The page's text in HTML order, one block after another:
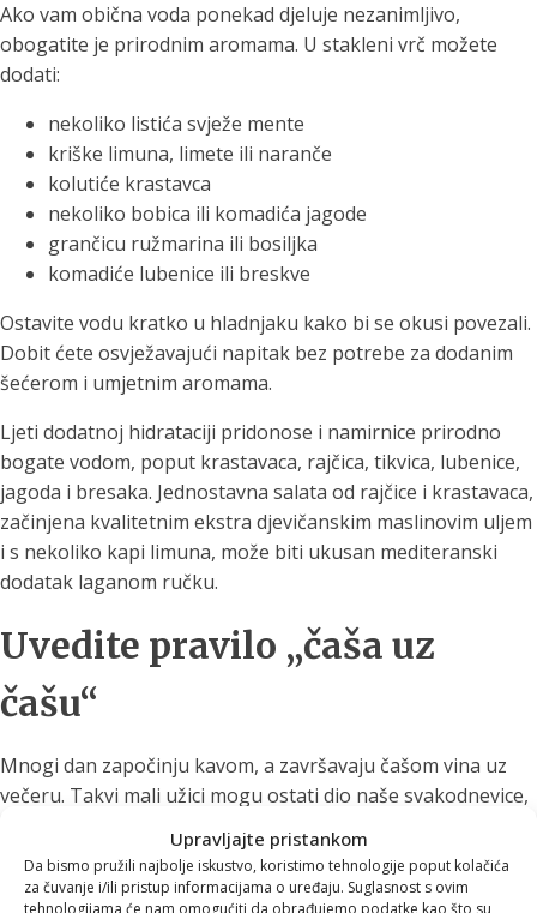
Upravljajte pristankom
Da bismo pružili najbolje iskustvo, koristimo tehnologije poput kolačića
za čuvanje i/ili pristup informacijama o uređaju. Suglasnost s ovim
tehnologijama će nam omogućiti da obrađujemo podatke kao što su
Ako vam obična voda ponekad djeluje nezanimljivo,
obogatite je prirodnim aromama. U stakleni vrč možete
dodati:
nekoliko listića svježe mente
kriške limuna, limete ili naranče
kolutiće krastavca
nekoliko bobica ili komadića jagode
grančicu ružmarina ili bosiljka
komadiće lubenice ili breskve
Ostavite vodu kratko u hladnjaku kako bi se okusi povezali.
Dobit ćete osvježavajući napitak bez potrebe za dodanim
šećerom i umjetnim aromama.
Ljeti dodatnoj hidrataciji pridonose i namirnice prirodno
bogate vodom, poput krastavaca, rajčica, tikvica, lubenice,
jagoda i bresaka. Jednostavna salata od rajčice i krastavaca,
začinjena kvalitetnim ekstra djevičanskim maslinovim uljem
i s nekoliko kapi limuna, može biti ukusan mediteranski
dodatak laganom ručku.
Uvedite pravilo „čaša uz
čašu“
Mnogi dan započinju kavom, a završavaju čašom vina uz
večeru. Takvi mali užici mogu ostati dio naše svakodnevice,
šalicu kave ili čašu alkoholnog pića popijte i veliku čašu
vode.